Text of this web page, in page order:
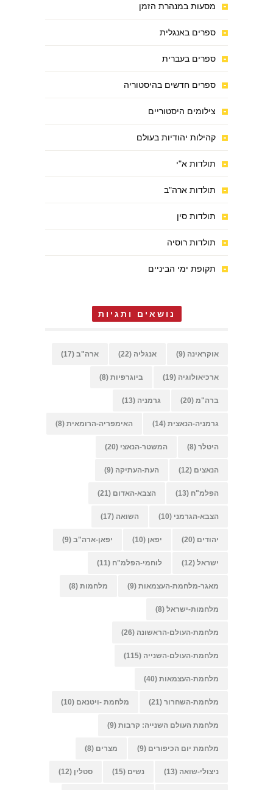
מסעות במנהרת הזמן
ספרים באנגלית
ספרים בעברית
ספרים חדשים בהיסטוריה
צילומים היסטוריים
קהילות יהודיות בעולם
תולדות א"י
תולדות ארה"ב
תולדות סין
תולדות רוסיה
תקופת ימי הביניים
נושאים ותגיות
אוקראינה (9) אנגליה (22) ארה"ב (17)
ארכיאולוגיה (19) ביוגרפיות (8)
ברה"מ (20) גרמניה (13)
גרמניה-הנאצית (14) האימפריה-הרומאית (8)
היטלר (8) המשטר-הנאצי (20)
הנאצים (12) העת-העתיקה (9)
הפלמ"ח (13) הצבא-האדום (21)
הצבא-הגרמני (10) השואה (17)
יהודים (20) יפאן (10) יפאן-ארה"ב (9)
ישראל (12) לוחמי-הפלמ"ח (11)
מאגר-מלחמת-העצמאות (9) מלחמות (8)
מלחמות-ישראל (8)
מלחמת-העולם-הראשונה (26)
מלחמת-העולם-השנייה (115)
מלחמת-העצמאות (40)
מלחמת-השחרור (21) מלחמת -ויטנאם (10)
מלחמת העולם השנייה: קרבות (9)
מלחמת יום הכיפורים (9) מצרים (8)
ניצולי-שואה (13) נשים (15) סטלין (12)